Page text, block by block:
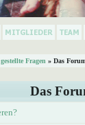
Fragen » Das
Das